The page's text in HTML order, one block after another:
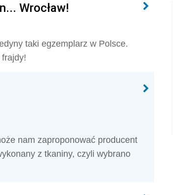
Wrocław!
taki egzemplarz w Polsce.
frajdy!
nam zaproponować producent
z tkaniny, czyli wybrano